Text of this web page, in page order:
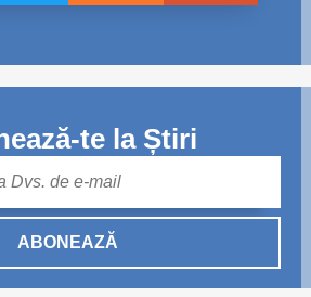
te la Știri
ABONEAZĂ